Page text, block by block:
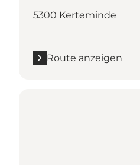
5300 Kerteminde
Route anzeigen